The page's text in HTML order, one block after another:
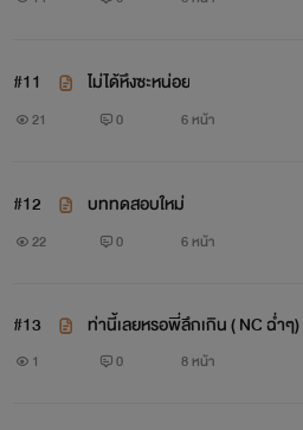
#11 ไม่ได้หึงซะหน่อย
21 0 6 หน้า
#12 บททดสอบใหม่
22 0 6 หน้า
#13 ท่านี้เลยหรอพี่ลึกเกิน ( NC ฉ่ำๆ)
1 0 8 หน้า